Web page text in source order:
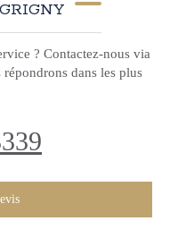
? Contactez-nous via
dans les plus